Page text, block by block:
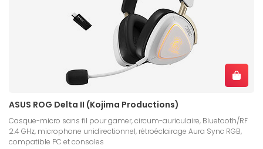
ASUS ROG Delta II (Kojima Productions)
Casque-micro sans fil pour gamer, circum-auriculaire, Bluetooth/RF
2.4 GHz, microphone unidirectionnel, rétroéclairage Aura Sync RGB,
compatible PC et consoles